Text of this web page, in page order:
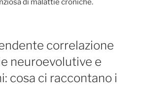
di malattie croniche.
correlazione
neuroevolutive e
cosa ci raccontano i